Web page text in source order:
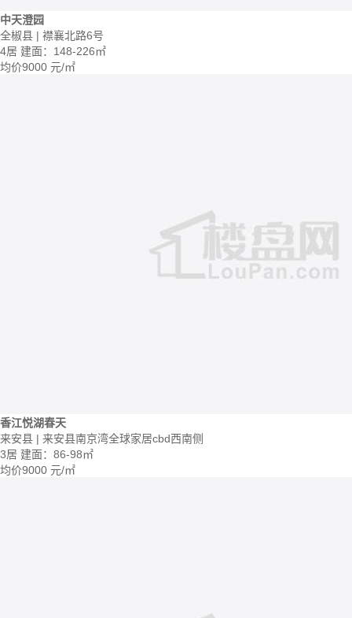
中天澄园
全椒县 | 襟襄北路6号
4居 建面：148-226㎡
均价9000 元/㎡
香江悦湖春天
来安县 | 来安县南京湾全球家居cbd西南侧
3居 建面：86-98㎡
均价9000 元/㎡